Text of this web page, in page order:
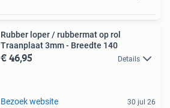
Rubber loper / rubbermat op rol
Traanplaat 3mm - Breedte 140
€ 46,95 Details
Bezoek website 30 jul 26